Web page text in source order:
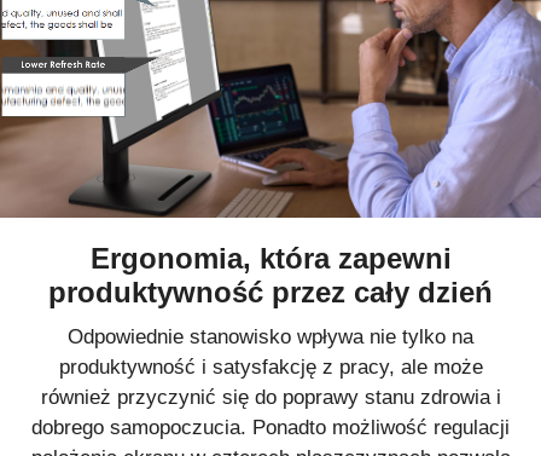
Ergonomia, która zapewni
produktywność przez cały dzień
Odpowiednie stanowisko wpływa nie tylko na
produktywność i satysfakcję z pracy, ale może
również przyczynić się do poprawy stanu zdrowia i
dobrego samopoczucia. Ponadto możliwość regulacji